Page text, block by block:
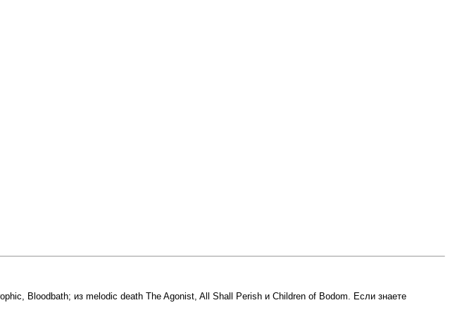
Bloodbath; из melodic death The Agonist, All Shall Perish и Children of Bodom. Если знаете